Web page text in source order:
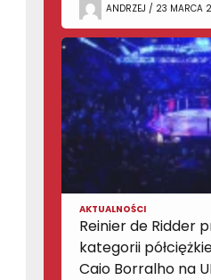
ANDRZEJ / 23 MARCA
AKTUALNOŚCI
Reinier de Ridder
kategorii
Caio Borralho na